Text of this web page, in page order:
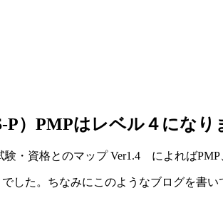
P）PMPはレベル４になり
・資格とのマップ Ver1.4 によれば
した。ちなみにこのようなブログを書